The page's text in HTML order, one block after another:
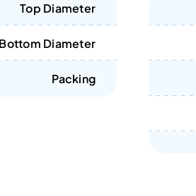
Top Diameter
Bottom Diameter
Packing